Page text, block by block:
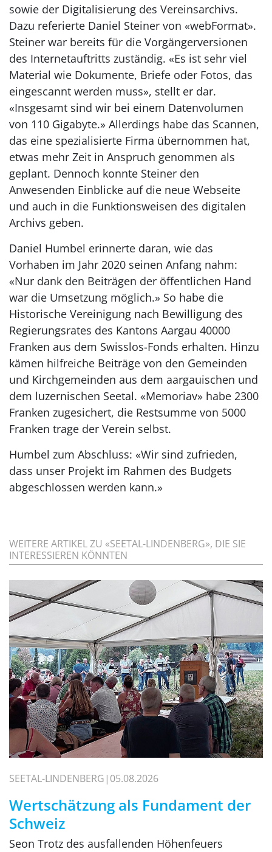
sowie der Digitalisierung des Vereinsarchivs.
Dazu referierte Daniel Steiner von «webFormat».
Steiner war bereits für die Vorgängerversionen
des Internetauftritts zuständig. «Es ist sehr viel
Material wie Dokumente, Briefe oder Fotos, das
eingescannt werden muss», stellt er dar.
«Insgesamt sind wir bei einem Datenvolumen
von 110 Gigabyte.» Allerdings habe das Scannen,
das eine spezialisierte Firma übernommen hat,
etwas mehr Zeit in Anspruch genommen als
geplant. Dennoch konnte Steiner den
Anwesenden Einblicke auf die neue Webseite
und auch in die Funktionsweisen des digitalen
Archivs geben.
Daniel Humbel erinnerte daran, wie das
Vorhaben im Jahr 2020 seinen Anfang nahm:
«Nur dank den Beiträgen der öffentlichen Hand
war die Umsetzung möglich.» So habe die
Historische Vereinigung nach Bewilligung des
Regierungsrates des Kantons Aargau 40000
Franken aus dem Swisslos-Fonds erhalten. Hinzu
kämen hilfreiche Beiträge von den Gemeinden
und Kirchgemeinden aus dem aargauischen und
dem luzernischen Seetal. «Memoriav» habe 2300
Franken zugesichert, die Restsumme von 5000
Franken trage der Verein selbst.
Humbel zum Abschluss: «Wir sind zufrieden,
dass unser Projekt im Rahmen des Budgets
abgeschlossen werden kann.»
WEITERE ARTIKEL ZU «SEETAL-LINDENBERG», DIE SIE
INTERESSIEREN KÖNNTEN
SEETAL-LINDENBERG 05.08.2026
Wertschätzung als Fundament der
Schweiz
Seon Trotz des ausfallenden Höhenfeuers